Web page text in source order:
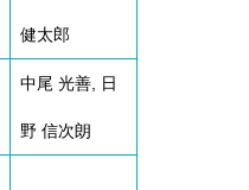
健太郎
中尾 光善, 日
野 信次朗